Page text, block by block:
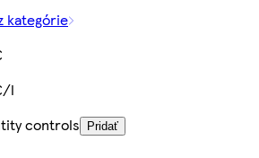
kategórie
l
controls
Pridať